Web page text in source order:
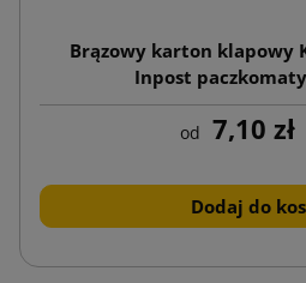
Brązowy karton klapowy
Inpost
od 7,10 zł
Dodaj do